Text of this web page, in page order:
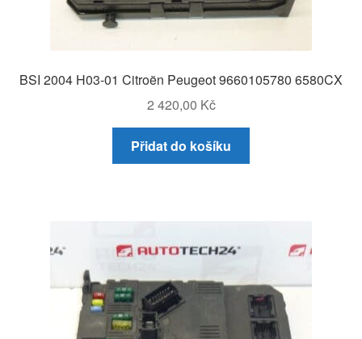
BSI 2004 H03-01 Citroën Peugeot 9660105780 6580CX
2 420,00 Kč
Přidat do košíku